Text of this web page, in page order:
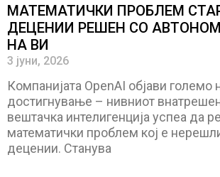
МАТЕМАТИЧКИ ПРОБЛЕМ
ДЕЦЕНИИ РЕШЕН СО
НА ВИ
3 јуни, 2026
Компанијата OpenAI објави големо
достигнување – нивниот
вештачка интелигенција успеа да
математички проблем кој е
децении. Станува